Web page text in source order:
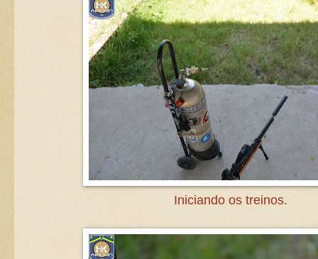
Iniciando os treinos.